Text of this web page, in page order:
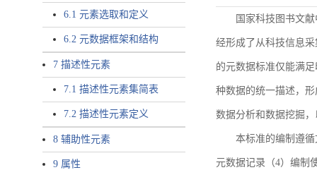
6.1 元素选取和定义
6.2 元数据框架和结构
7 描述性元素
7.1 描述性元素集简表
7.2 描述性元素定义
8 辅助性元素
9 属性
国家科技图书文
经形成了从科技信息
的元数据标准仅能满
种数据的统一描述，
数据分析和数据挖掘
本标准的编制遵
元数据记录（4）编制